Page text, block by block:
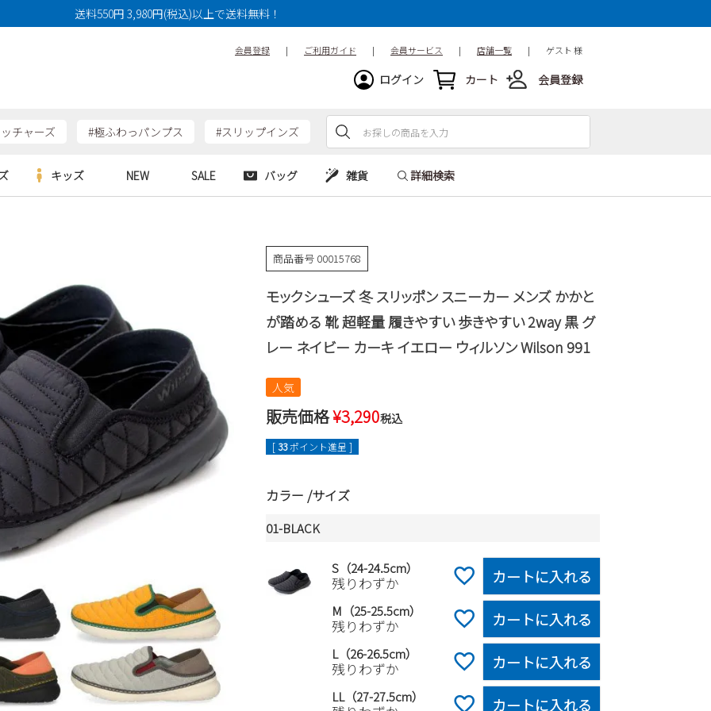
送料550円 3,980円(税込)以上で送料無料！
会員登録 | ご利用ガイド | 会員サービス | 店舗一覧 | ゲスト 様
ログイン カート 会員登録
チャーズ #極ふわっパンプス #スリップインズ
ブーツ
ウェア
キッズ NEW SALE バッグ 雑貨 詳細検索
商品番号 00015768
モックシューズ 冬 スリッポン スニーカー メンズ かかと
が踏める 靴 超軽量 履きやすい 歩きやすい 2way 黒 グ
レー ネイビー カーキ イエロー ウィルソン Wilson 991
人気
販売価格¥3,290税込
[ 33ポイント進呈 ]
カラー サイズ
01-BLACK
S（24-24.5cm）
残りわずか カートに入れる
M（25-25.5cm）
残りわずか カートに入れる
L（26-26.5cm）
残りわずか カートに入れる
LL（27-27.5cm） カートに入れる